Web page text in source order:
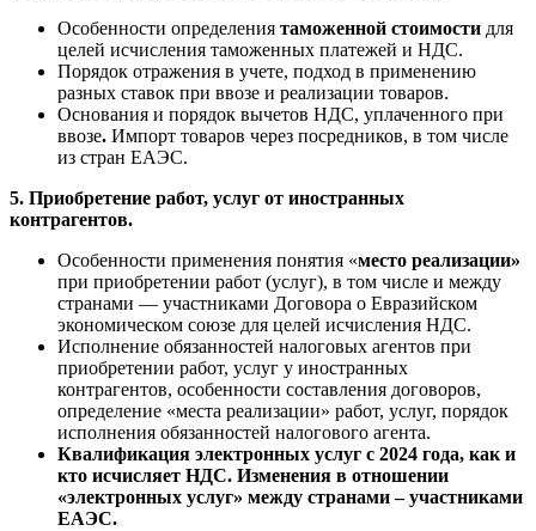
Особенности определения таможенной стоимости для
целей исчисления таможенных платежей и НДС.
Порядок отражения в учете, подход в применению
разных ставок при ввозе и реализации товаров.
Основания и порядок вычетов НДС, уплаченного при
ввозе. Импорт товаров через посредников, в том числе
из стран ЕАЭС.
5. Приобретение работ, услуг от иностранных
контрагентов.
Особенности применения понятия «место реализации»
при приобретении работ (услуг), в том числе и между
странами — участниками Договора о Евразийском
экономическом союзе для целей исчисления НДС.
Исполнение обязанностей налоговых агентов при
приобретении работ, услуг у иностранных
контрагентов, особенности составления договоров,
определение «места реализации» работ, услуг, порядок
исполнения обязанностей налогового агента.
Квалификация электронных услуг с 2024 года, как и
кто исчисляет НДС. Изменения в отношении
«электронных услуг» между странами – участниками
ЕАЭС.